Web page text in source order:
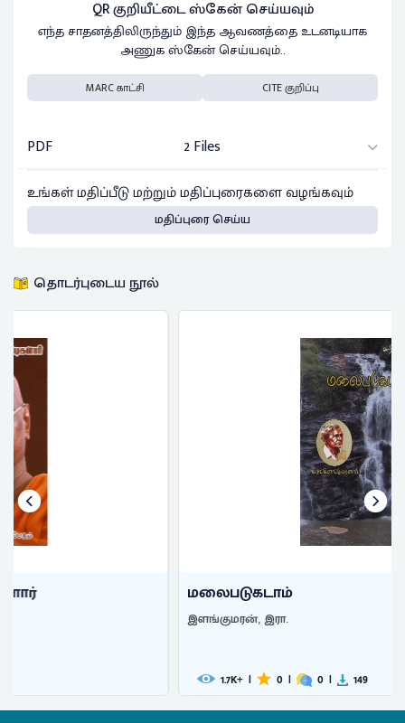
QR குறியீட்டை ஸ்கேன் செய்யவும்
எந்த சாதனத்திலிருந்தும் இந்த ஆவணத்தை உடனடியாக
அணுக ஸ்கேன் செய்யவும்..
MARC காட்சி CITE குறிப்பு
PDF
2 Files
உங்கள் மதிப்பீடு மற்றும் மதிப்புரைகளை வழங்கவும்
மதிப்புரை செய்ய
தொடர்புடைய நூல்
மலைபடுகடாம்
149